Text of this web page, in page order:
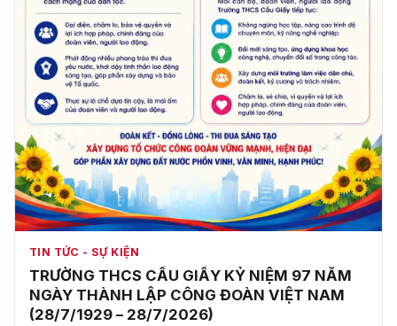
TIN TỨC - SỰ KIỆN
TRƯỜNG THCS CẦU GIẤY KỶ NIỆM 97 NĂM
NGÀY THÀNH LẬP CÔNG ĐOÀN VIỆT NAM
(28/7/1929 – 28/7/2026)